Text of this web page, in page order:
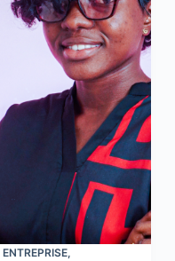
ENTREPRISE,